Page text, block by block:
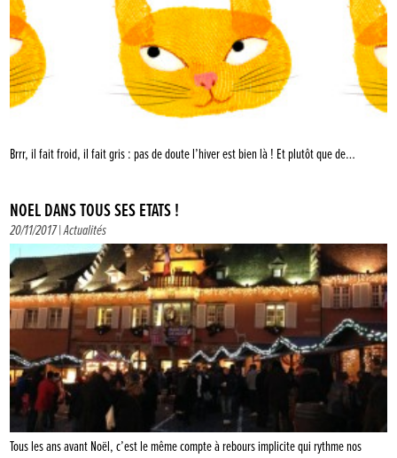
Brrr, il fait froid, il fait gris : pas de doute l’hiver est bien là ! Et plutôt que de…
NOËL DANS TOUS SES ÉTATS !
20/11/2017 |Actualités
Tous les ans avant Noël, c’est le même compte à rebours implicite qui rythme nos